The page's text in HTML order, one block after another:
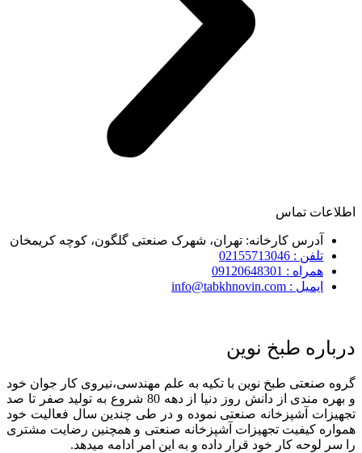
اطلاعات تماس
آدرس کارخانه: تهران، شهرک صنعتی گلگون، کوچه کریمخان
تلفن : 02155713046
همراه : 09120648301
ایمیل : info@tabkhnovin.com
درباره طبخ نوین
گروه صنعتی طبخ نوین با تکیه به علم مهندسی،نیروی کار جوان خود
و بهره مندی از دانش روز دنیا از دهه 80 شروع به تولید صفر تا صد
تجهیزات آشپزخانه صنعتی نموده و در طی چندین سال فعالیت خود
همواره کیفیت تجهیزات آشپزخانه صنعتی و همچنین رضایت مشتری
را سر لوحه کار خود قرار داده و به این امر ادامه میدهد.